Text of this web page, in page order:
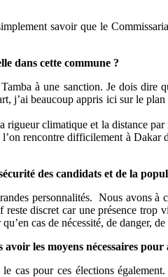
savoir que le
dans cette commune ?
à une sanction. Je dois
j’ai beaucoup appris ici sur le
climatique et la distance
rencontre difficilement à Dakar
des candidats et de la
personnalités. Nous avons
discret car une présence
cas de nécessité, de danger,
les moyens nécessaires
pour ces élections